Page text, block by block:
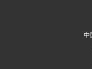
中